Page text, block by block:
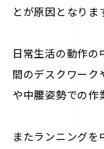
とが原因となりま
日常生活の動作
間のデスクワーク
や中腰姿勢での作
またランニング